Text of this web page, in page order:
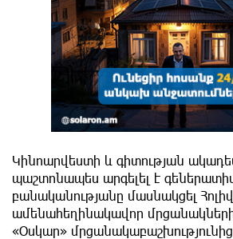
Կինոարվեստի և գիտության
պաշտոնապես արգելել է
բանականությանը մասնակցել
ամենահեղինակավոր
«Օսկար»